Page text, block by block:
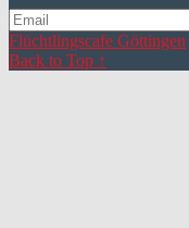
Flüchtlingscafe Göttingen
Back to Top ↑